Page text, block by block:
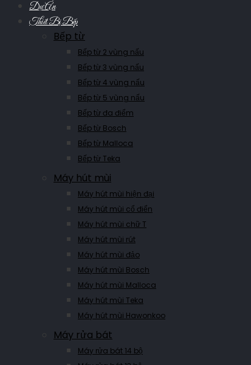
Dự Án
Thiết Bị Bếp
Bếp từ
Bếp từ 2 vùng nấu
Bếp từ 3 vùng nấu
Bếp từ 4 vùng nấu
Bếp từ 5 vùng nấu
Bếp từ đa điểm
Bếp từ Bosch
Bếp từ Malloca
Bếp từ Teka
Máy hút mùi
Máy hút mùi hiện đại
Máy hút mùi cổ điển
Máy hút mùi chữ T
Máy hút mùi rút
Máy hút mùi đảo
Máy hút mùi Bosch
Máy hút mùi Malloca
Máy hút mùi Teka
Máy hút mùi Hawonkoo
Máy rửa bát
Máy rửa bát 14 bộ